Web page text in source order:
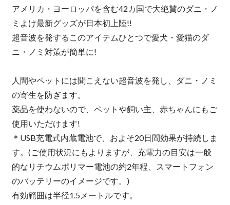
アメリカ・ヨーロッパを含む42カ国で大絶賛のダニ・ノ
ミよけ最新グッズが日本初上陸!!
超音波を発するこのアイテムひとつで愛犬・愛猫のダ
ニ・ノミ対策が簡単に!
人間やペットには聞こえない超音波を発し、ダニ・ノミ
の寄生を防ぎます。
薬品を使わないので、ペットや飼い主、赤ちゃんにもご
使用いただけます!
＊USB充電式内蔵電池で、およそ20日間効果が持続しま
す。(ご使用状況にもよりますが、充電力の目安は一般
的なリチウムポリマー電池の約2年程、スマートフォン
のバッテリーのイメージです。)
有効範囲は半径1.5メートルです。